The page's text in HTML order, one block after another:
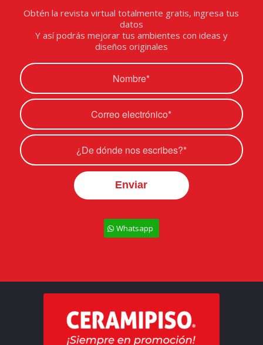
Obtén la revista virtual totalmente gratis, ingresa tus
datos
Y así podrás mejorar tus ambientes con ideas y
diseños originales
Whatsapp